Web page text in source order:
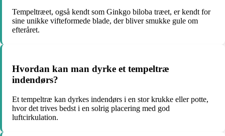
Tempeltræet, også kendt som Ginkgo biloba træet, er kendt for
sine unikke vifteformede blade, der bliver smukke gule om
efteråret.
Hvordan kan man dyrke et tempeltræ
indendørs?
Et tempeltræ kan dyrkes indendørs i en stor krukke eller potte,
hvor det trives bedst i en solrig placering med god
luftcirkulation.